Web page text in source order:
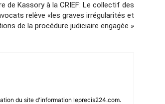
de Kassory à la CRIEF: Le collectif des
relève «les graves irrégularités et
de la procédure judiciaire engagée »
du site d'information leprecis224.com.